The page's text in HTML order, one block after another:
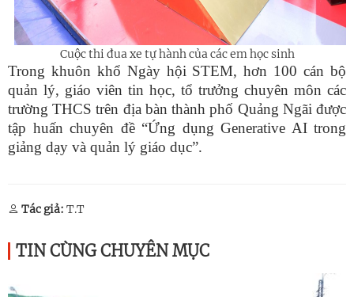
Cuộc thi đua xe tự hành của các em học sinh
Trong khuôn khổ Ngày hội STEM, hơn 100 cán bộ
quản lý, giáo viên tin học, tổ trưởng chuyên môn các
trường THCS trên địa bàn thành phố Quảng Ngãi được
tập huấn chuyên đề “Ứng dụng Generative AI trong
giảng dạy và quản lý giáo dục”.
Tác giả: T.T
TIN CÙNG CHUYÊN MỤC